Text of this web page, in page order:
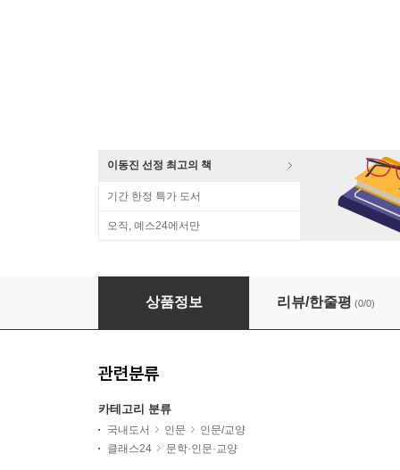
이동진 선정 최고의 책
기간 한정 특가 도서
오직, 예스24에서만
[독서모임] 책여사와 함께 『인생의 의미』찾기
상품정보 리뷰/한줄평 (0/0)
관련분류
카테고리 분류
국내도서 인문
인문/교양
클래스24
문학·인문·교양